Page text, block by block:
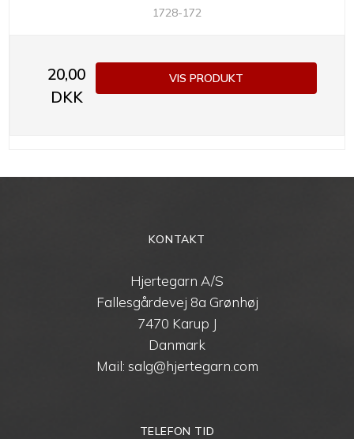
1728-172
20,00
DKK
VIS PRODUKT
KONTAKT
Hjertegarn A/S
Fallesgårdevej 8a Grønhøj
7470 Karup J
Danmark
Mail: salg@hjertegarn.com
TELEFON TID